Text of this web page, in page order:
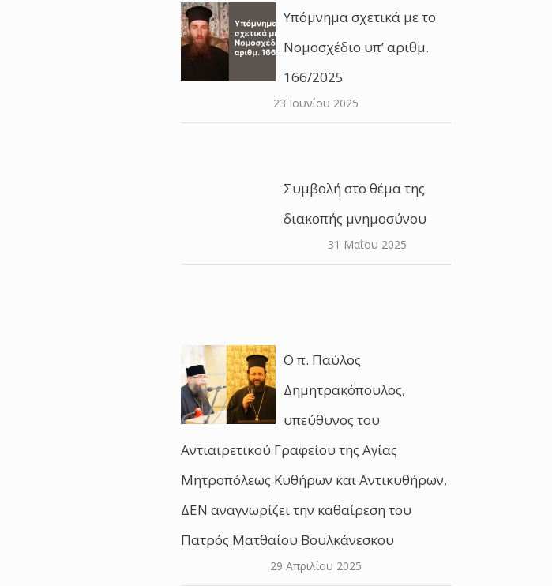
Υπόμνημα σχετικά με το
Νομοσχέδιο υπ’ αριθμ.
166/2025
23 Ιουνίου 2025
Συμβολή στο θέμα της
διακοπής μνημοσύνου
31 Μαΐου 2025
O π. Παύλος
Δημητρακόπουλος,
υπεύθυνος του
Αντιαιρετικού Γραφείου της Αγίας
Μητροπόλεως Κυθήρων και Αντικυθήρων,
ΔΕΝ αναγνωρίζει την καθαίρεση του
Πατρός Ματθαίου Βουλκάνεσκου
29 Απριλίου 2025